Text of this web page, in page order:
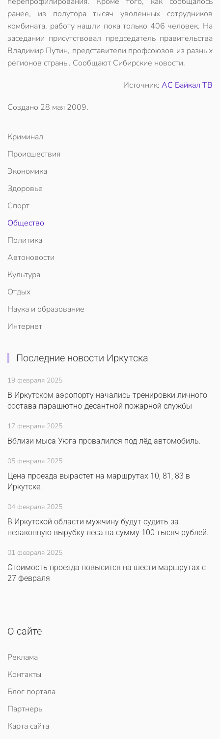
ранее, из полутора тысяч уволенных сотрудников
комбината, работу нашли пока только 406 человек. На
заседании присутствовал председатель правительства
Владимир Путин, представители профсоюзов из разных
регионов страны. Сообщают Сибирские новости.
Источник: АС Байкал ТВ
Создано 28 мая 2009.
Криминал
Происшествия
Экономика
Здоровье
Спорт
Общество
Политика
Автоновости
Культура
Отдых
Наука и образование
Интернет
Последние новости Иркутска
19 февраля 2025
В Иркутском аэропорту начались тренировки личного
состава парашютно-десантной пожарной службы
17 февраля 2025
Вблизи мыса Уюга провалился под лёд автомобиль.
05 февраля 2025
Цена проезда вырастет на маршрутах 10, 81, 83 в
Иркутске.
04 февраля 2025
В Иркутской области мужчину будут судить за
незаконную вырубку леса на сумму 100 тысяч рублей.
01 февраля 2025
Стоимость проезда повысится на шести маршрутах с
27 февраля
О сайте
Реклама
Контакты
Блог портала
Партнеры
Карта сайта